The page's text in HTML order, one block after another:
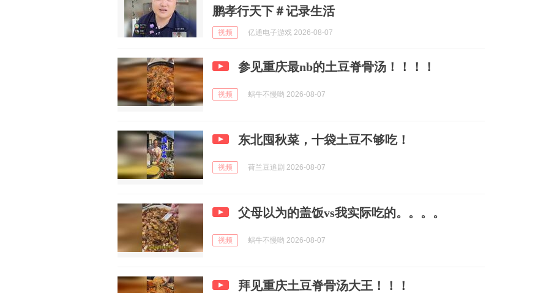
鹏孝行天下＃记录生活
视频 亿通电子游戏 2026-08-07
参见重庆最nb的土豆脊骨汤！！！！
视频 蜗牛不慢哟 2026-08-07
东北囤秋菜，十袋土豆不够吃！
视频 荷兰豆追剧 2026-08-07
父母以为的盖饭vs我实际吃的。。。。
视频 蜗牛不慢哟 2026-08-07
拜见重庆土豆脊骨汤大王！！！